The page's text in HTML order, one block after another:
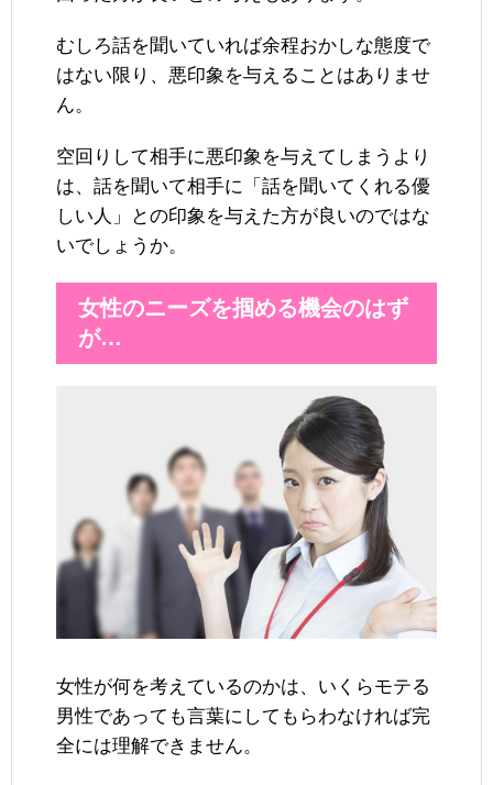
むしろ話を聞いていれば余程おかしな態度で
はない限り、悪印象を与えることはありませ
ん。
空回りして相手に悪印象を与えてしまうより
は、話を聞いて相手に「話を聞いてくれる優
しい人」との印象を与えた方が良いのではな
いでしょうか。
女性のニーズを掴める機会のはず
が…
女性が何を考えているのかは、いくらモテる
男性であっても言葉にしてもらわなければ完
全には理解できません。